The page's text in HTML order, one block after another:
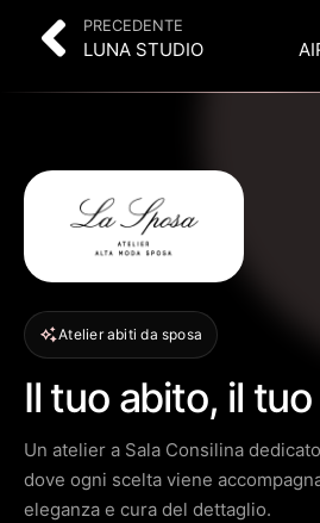
PRECEDENTE
LUNA STUDIO
Atelier abiti da sposa
Il tuo abito, il
Un atelier a Sala Consilina
dove ogni scelta viene
eleganza e cura del dettaglio.